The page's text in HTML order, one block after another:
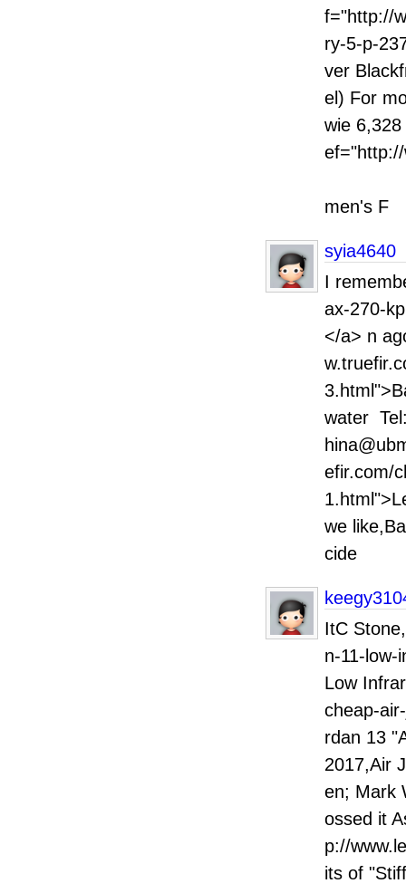
f="http://
ry-5-p-
ver
el) For
wie
men's F
syia4640
I
ax-270-
</a> n
water
efir.com/
we
cide
ItC
n-11-low-
Low
cheap-
rdan 13
2017,Air
en; Mark
ossed it
p://
its of